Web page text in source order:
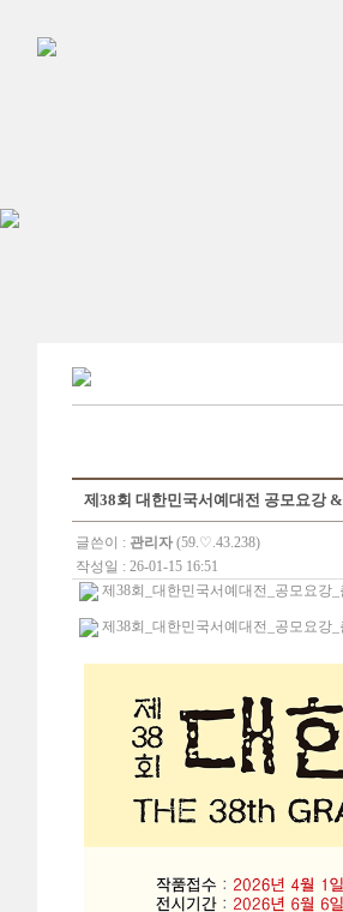
제38회 대한민국서예대전 공모요강
글쓴이 : 관리자 (59.♡.43.238)
작성일 : 26-01-15 16:51
제38회_대한민국서예대전_공모요강
제38회_대한민국서예대전_공모요강